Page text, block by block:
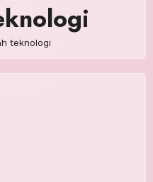
teknologi